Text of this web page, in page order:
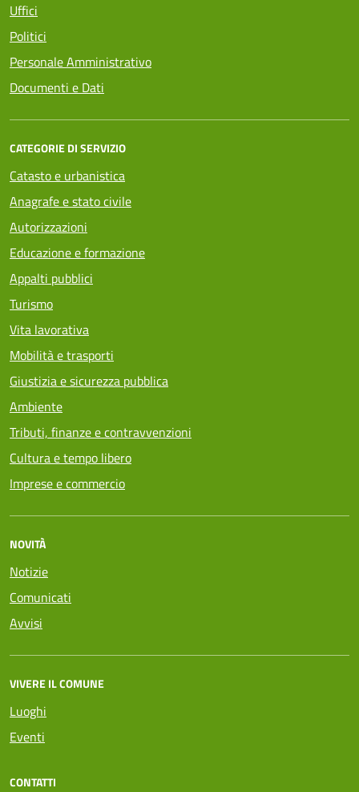
Uffici
Politici
Personale Amministrativo
Documenti e Dati
CATEGORIE DI SERVIZIO
Catasto e urbanistica
Anagrafe e stato civile
Autorizzazioni
Educazione e formazione
Appalti pubblici
Turismo
Vita lavorativa
Mobilità e trasporti
Giustizia e sicurezza pubblica
Ambiente
Tributi, finanze e contravvenzioni
Cultura e tempo libero
Imprese e commercio
NOVITÀ
Notizie
Comunicati
Avvisi
VIVERE IL COMUNE
Luoghi
Eventi
CONTATTI